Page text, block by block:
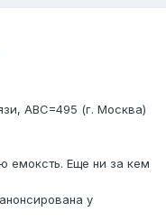
ABC=495 (г. Москва)
емоксть. Еще ни за кем
у